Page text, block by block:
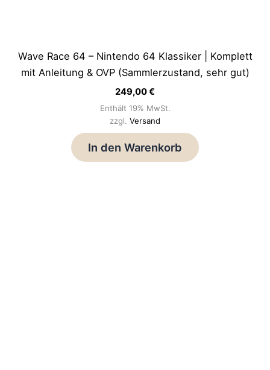
Wave Race 64 – Nintendo 64 Klassiker | Komplett
mit Anleitung & OVP (Sammlerzustand, sehr gut)
249,00€
Enthält 19% MwSt.
zzgl. Versand
In den Warenkorb